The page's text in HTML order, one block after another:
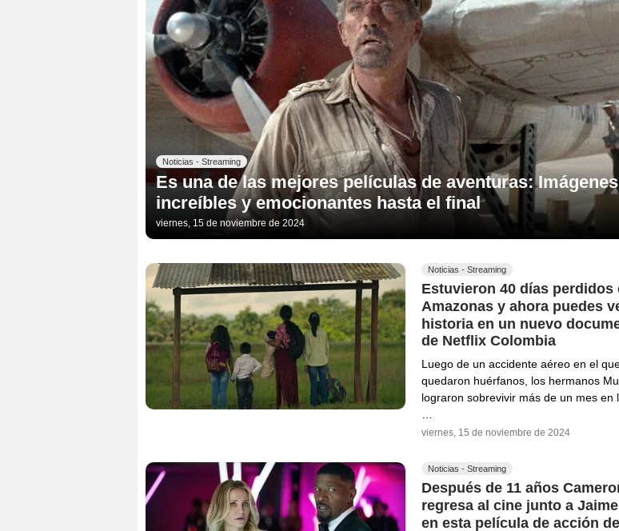
Noticias - Streaming
Es una de las mejores películas de aventuras: Imágenes
increíbles y emocionantes hasta el final
viernes, 15 de noviembre de 2024
Noticias - Streaming
Estuvieron 40 días perdidos
Amazonas y ahora puedes
historia en un nuevo
de Netflix Colombia
Luego de un accidente aéreo en el
quedaron huérfanos, los hermanos
lograron sobrevivir más de un mes en
viernes, 15 de noviembre de 2024
Noticias - Streaming
Después de 11 años
regresa al cine junto a
en esta película de acción de